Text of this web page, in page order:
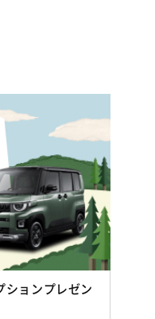
ションプレゼン